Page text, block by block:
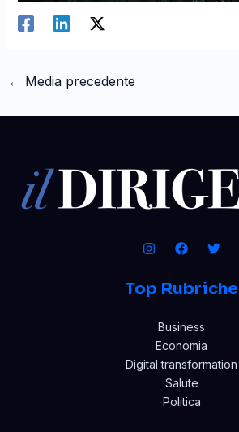
← Media precedente
Top Rubriche
Business
Economia
Digital transformation
Salute
Politica